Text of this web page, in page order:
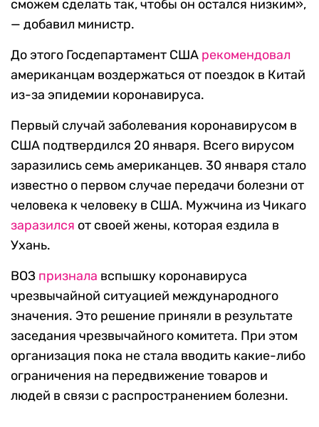
сможем сделать так, чтобы он остался низким»,
— добавил министр.
До этого Госдепартамент США рекомендовал
американцам воздержаться от поездок в Китай
из-за эпидемии коронавируса.
Первый случай заболевания коронавирусом в
США подтвердился 20 января. Всего вирусом
заразились семь американцев. 30 января стало
известно о первом случае передачи болезни от
человека к человеку в США. Мужчина из Чикаго
заразился от своей жены, которая ездила в
Ухань.
ВОЗ признала вспышку коронавируса
чрезвычайной ситуацией международного
значения. Это решение приняли в результате
заседания чрезвычайного комитета. При этом
организация пока не стала вводить какие-либо
ограничения на передвижение товаров и
людей в связи с распространением болезни.